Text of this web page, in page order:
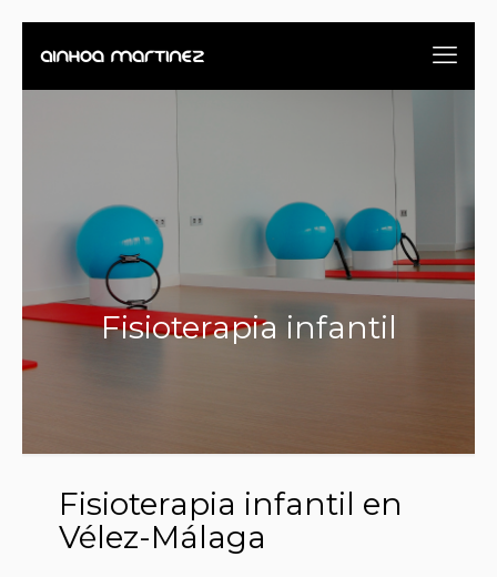
Fisioterapia infantil
Fisioterapia infantil en
Vélez-Málaga